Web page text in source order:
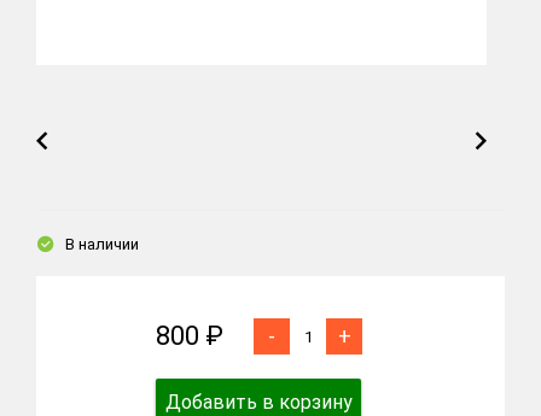
В наличии
800 ₽ - +
Добавить в корзину